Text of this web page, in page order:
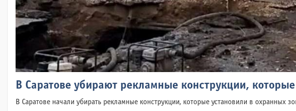
В Саратове убирают рекламные конструкции,
В Саратове начали убирать рекламные конструкции, которые установили в